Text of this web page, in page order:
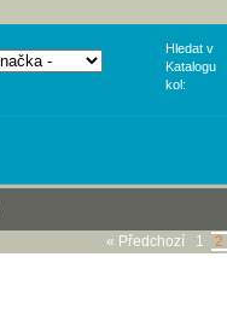
Hledat v
Katalogu
kol:
« Předchozí 1 2